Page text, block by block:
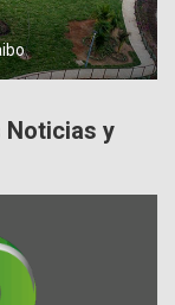
Noticias y